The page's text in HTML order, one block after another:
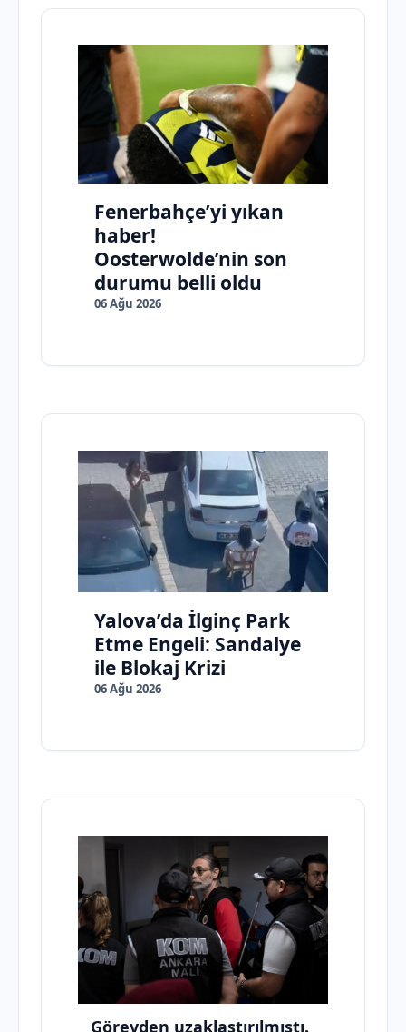
Fenerbahçe’yi yıkan
haber!
Oosterwolde’nin son
durumu belli oldu
06 Ağu 2026
Yalova’da İlginç Park
Etme Engeli: Sandalye
ile Blokaj Krizi
06 Ağu 2026
Görevden uzaklaştırılmıştı.